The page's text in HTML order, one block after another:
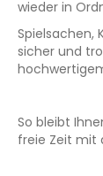
wieder in
Spielsachen,
sicher und
So bleibt
freie Zeit mit